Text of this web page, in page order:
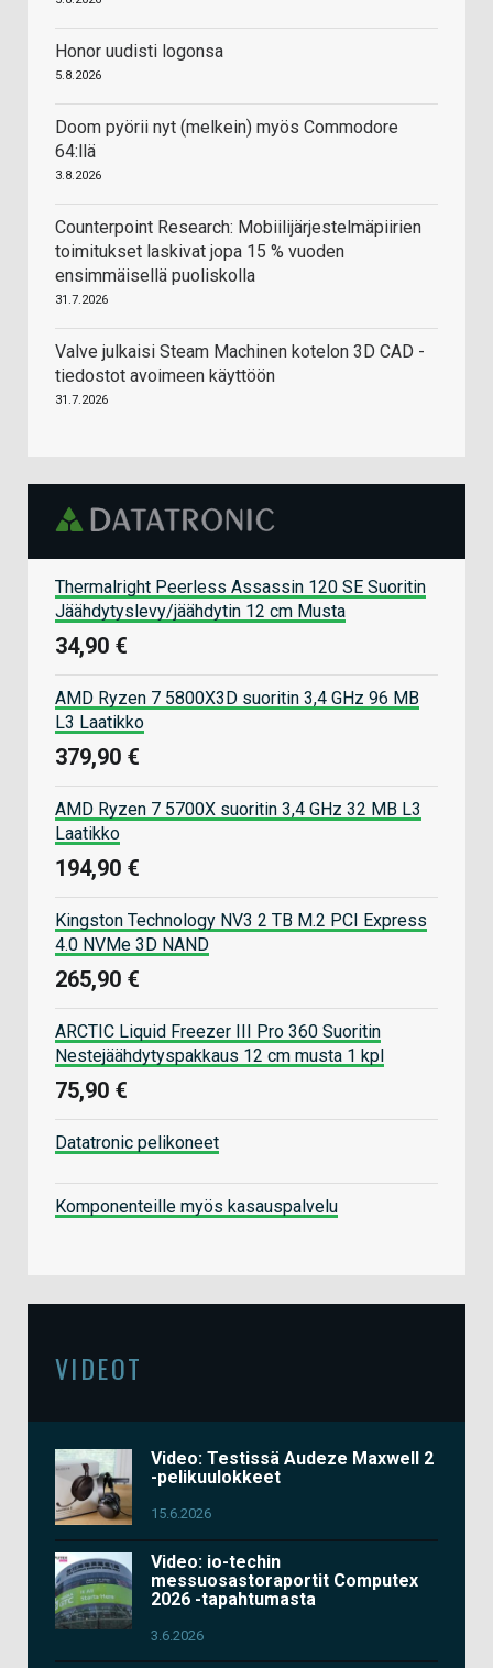
Honor uudisti logonsa
5.8.2026
Doom pyörii nyt (melkein) myös Commodore
64:llä
3.8.2026
Counterpoint Research: Mobiilijärjestelmäpiirien
toimitukset laskivat jopa 15 % vuoden
ensimmäisellä puoliskolla
31.7.2026
Valve julkaisi Steam Machinen kotelon 3D CAD -
tiedostot avoimeen käyttöön
31.7.2026
Thermalright Peerless Assassin 120 SE Suoritin
Jäähdytyslevy/jäähdytin 12 cm Musta
34,90 €
AMD Ryzen 7 5800X3D suoritin 3,4 GHz 96 MB
L3 Laatikko
379,90 €
AMD Ryzen 7 5700X suoritin 3,4 GHz 32 MB L3
Laatikko
194,90 €
Kingston Technology NV3 2 TB M.2 PCI Express
4.0 NVMe 3D NAND
265,90 €
ARCTIC Liquid Freezer III Pro 360 Suoritin
Nestejäähdytyspakkaus 12 cm musta 1 kpl
75,90 €
Datatronic pelikoneet
Komponenteille myös kasauspalvelu
VIDEOT
Video: Testissä Audeze Maxwell 2
-pelikuulokkeet
15.6.2026
Video: io-techin
messuosastoraportit Computex
2026 -tapahtumasta
3.6.2026